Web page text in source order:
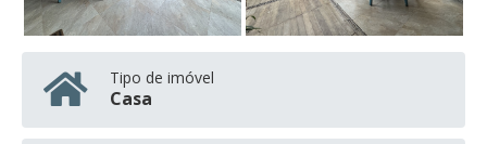
Tipo de imóvel
Casa